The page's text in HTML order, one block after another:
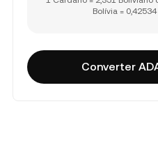
Bolívia =
Converter